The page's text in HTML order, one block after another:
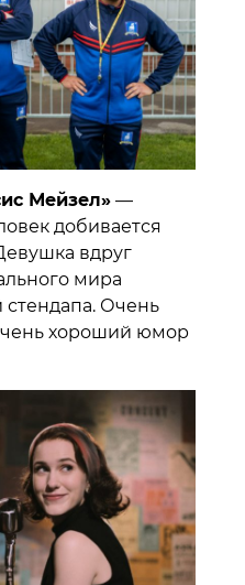
Мейзел» —
добивается
вдруг
мира
стендапа. Очень
хороший юмор